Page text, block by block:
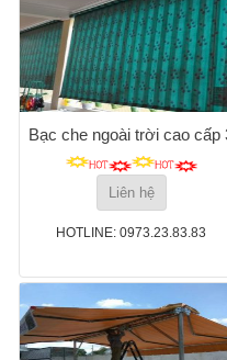
Bạc che ngoài trời cao cấp
Liên hệ
HOTLINE: 0973.23.83.83